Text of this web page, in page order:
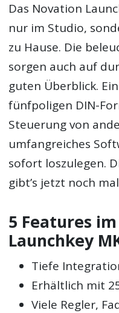
Das Novation
nur im Studio,
zu Hause. Die
sorgen auch auf
guten Überblick.
fünfpoligen DIN-
Steuerung von
umfangreiches
sofort loszulegen.
gibt’s jetzt noch
5 Features
Launchkey
Tiefe
Erhältlich mit
Viele Regler,